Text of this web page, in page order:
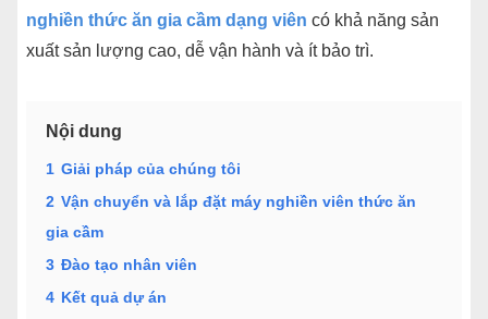
nghiền thức ăn gia cầm dạng viên có khả năng sản
xuất sản lượng cao, dễ vận hành và ít bảo trì.
Nội dung
1 Giải pháp của chúng tôi
2 Vận chuyển và lắp đặt máy nghiền viên thức ăn
gia cầm
3 Đào tạo nhân viên
4 Kết quả dự án